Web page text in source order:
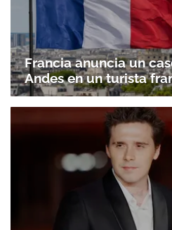
Francia anuncia un
Andes en un turista